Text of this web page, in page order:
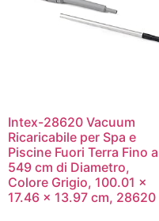
Intex-28620 Vacuum
Ricaricabile per Spa e
Piscine Fuori Terra Fino a
549 cm di Diametro,
Colore Grigio, 100.01 x
17.46 x 13.97 cm, 28620